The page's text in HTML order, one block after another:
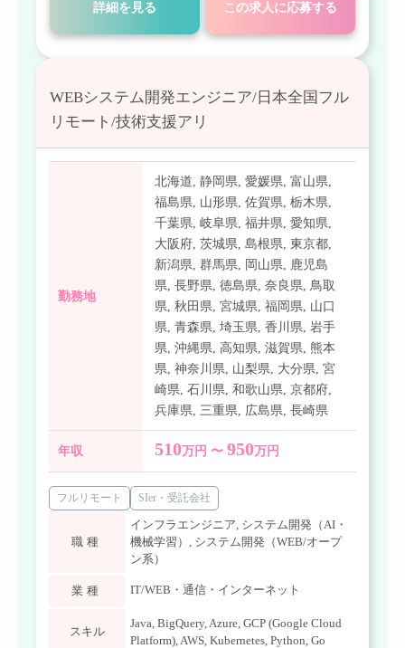
詳細を見る この求人に応募する
WEBシステム開発エンジニア/日本全国フル
リモート/技術支援アリ
勤務地
北海道,静岡県,愛媛県,富山県,
福島県, 山形県,佐賀県,栃木県,
千葉県,岐阜県,福井県,愛知県,
大阪府,茨城県,島根県,東京都,
新潟県,群馬県, 岡山県, 鹿児島
県,長野県,徳島県,奈良県,鳥取
県,秋田県,宮城県,福岡県, 山口
県,青森県,埼玉県,香川県,岩手
県,沖縄県, 高知県,滋賀県,熊本
県,神奈川県, 山梨県, 大分県,宮
崎県,石川県,和歌山県,京都府,
兵庫県,三重県, 広島県,長崎県
年収 510万円 〜950万円
フルリモート SIer・受託会社
職種
インフラエンジニア, システム開発（AI・
機械学習） , システム開発（WEB/オープ
ン系）
業種 IT/WEB・通信・インターネット
スキル
Java, BigQuery,Azure, GCP (Google Cloud
Platform),AWS, Kubernetes, Python, Go